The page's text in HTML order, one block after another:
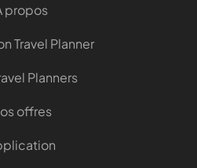
propos
Travel Planner
Planners
offres